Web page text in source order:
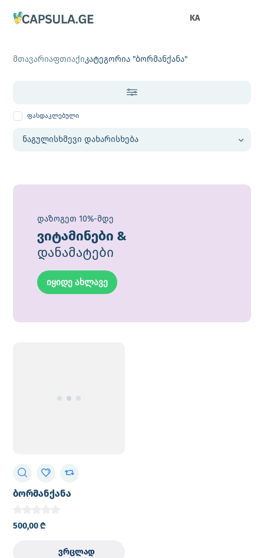
KA
მთავარიაფთიაქიკატეგორია "ბორმანქანა"
ფასდაკლებული
დაზოგეთ 10%-მდე
ვიტამინები &
დანამატები
იყიდე ახლავე
ბორმანქანა
500,00₾
ვრცლად